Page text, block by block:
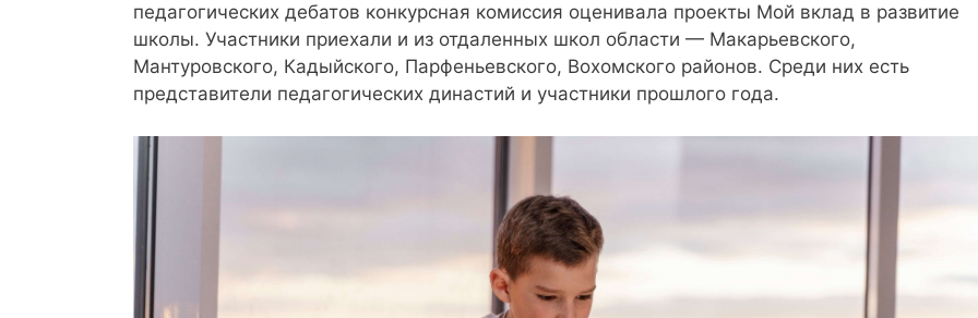
педагогических дебатов конкурсная комиссия оценивала проекты Мой вклад в развитие
школы. Участники приехали и из отдаленных школ области — Макарьевского,
Мантуровского, Кадыйского, Парфеньевского, Вохомского районов. Среди них есть
представители педагогических династий и участники прошлого года.